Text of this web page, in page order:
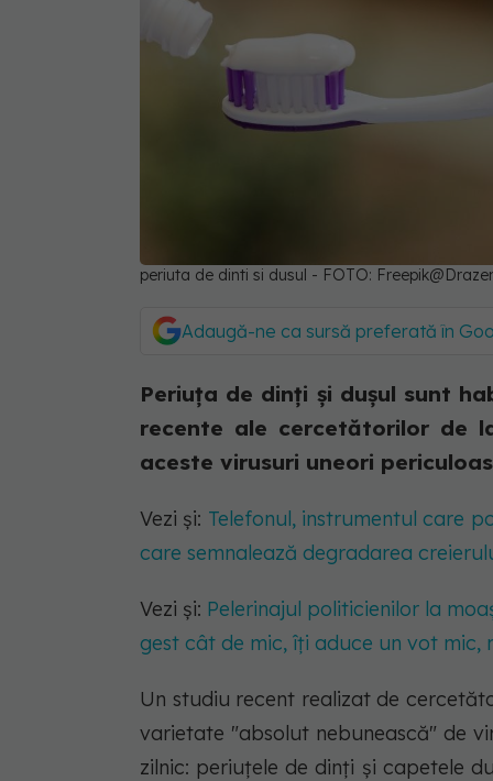
periuta de dinti si dusul - FOTO:
Adaugă-ne ca sursă preferată în
Periuța de dinți și dușul sunt
recente ale cercetătorilor de
aceste virusuri uneori
Vezi și: Telefonul, instrumentul care
care semnalează degradarea
Vezi și: Pelerinajul politicienilor la
gest cât de mic, îți aduce un vot mic,
Un studiu recent realizat de
varietate "absolut nebunească" de
zilnic: periuțele de dinți și capetele